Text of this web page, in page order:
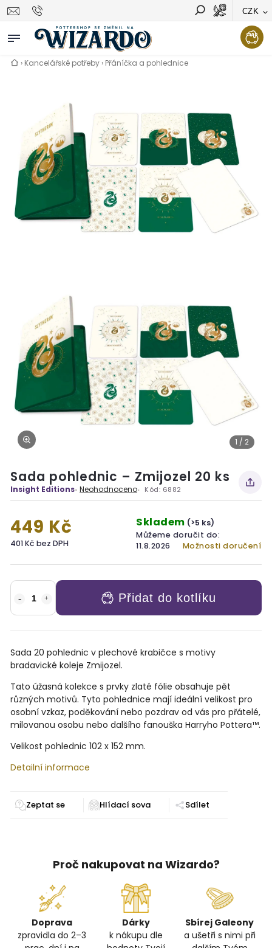
CZK
Vyhledávání Hledat
› Kancelářské potřeby › Přáníčka a pohlednice
1 / 2
Sada pohlednic – Zmijozel 20 ks
Insight Editions Neohodnoceno Kód: 6882
449 Kč
401 Kč bez DPH
Skladem (>5 ks)
Můžeme doručit do:
11.8.2026
Možnosti doručení
Přidat do kotlíku
Sada 20 pohlednic v plechové krabičce s motivy
bradavické koleje Zmijozel.
Tato úžasná kolekce s prvky zlaté fólie obsahuje pět
různých motivů. Tyto pohlednice mají ideální velikost pro
osobní vzkaz, poděkování nebo pozdrav od vás pro přátelé,
milovanou osobu nebo dalšího fanouška Harryho Pottera™.
Velikost pohlednic 102 x 152 mm.
Detailní informace
Zeptat se Sdílet
Proč nakupovat na Wizardo?
Doprava
zpravidla do 2–3
Dárky
k nákupu dle
Sbírej Galeony
a ušetři s nimi při